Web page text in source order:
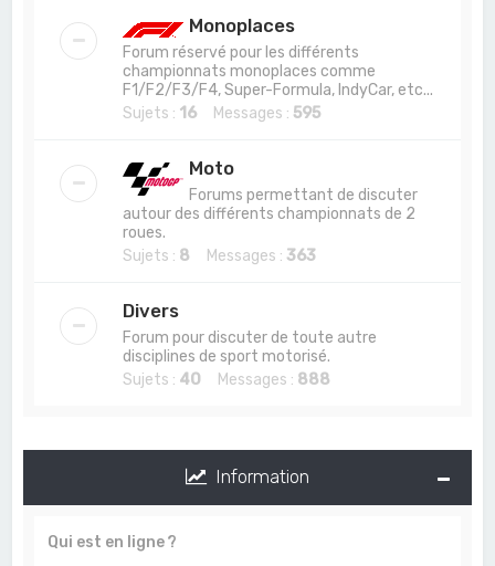
Monoplaces
Forum réservé pour les différents
championnats monoplaces comme
F1/F2/F3/F4, Super-Formula, IndyCar, etc...
Sujets : 16 Messages : 595
Moto
Forums permettant de discuter
autour des différents championnats de 2
roues.
Sujets : 8 Messages : 363
Divers
Forum pour discuter de toute autre
disciplines de sport motorisé.
Sujets : 40 Messages : 888
Information
Qui est en ligne ?